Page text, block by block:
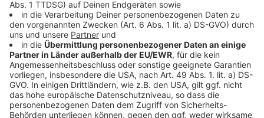
Badezusatz aus Kastanien gewinnen
Anzeige
Eine weitere Möglichkeit, etwas aus Kastanien zu
machen: Badezusatz gewinnen. In der Regel werden